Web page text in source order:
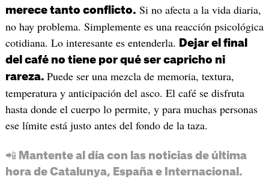
merece tanto conflicto. Si no afecta a la vida diaria,
no hay problema. Simplemente es una reacción psicológica
cotidiana. Lo interesante es entenderla.
Dejar el final
del café no tiene por qué ser capricho ni
rareza. Puede ser una mezcla de memoria, textura,
temperatura y anticipación del asco. El café se disfruta
hasta donde el cuerpo lo permite, y para muchas personas
ese límite está justo antes del fondo de la taza.
📲 Mantente al día con las noticias de última
hora de Catalunya, España e Internacional.